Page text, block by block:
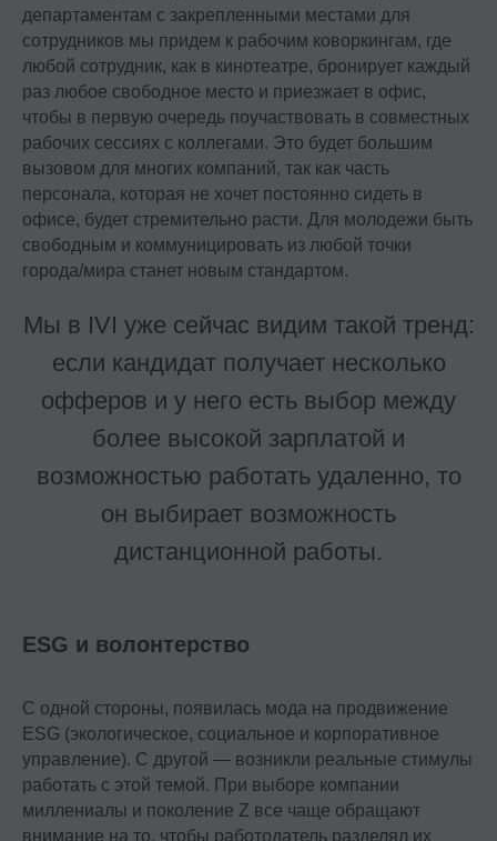
департаментам с закрепленными местами для
сотрудников мы придем к рабочим коворкингам, где
любой сотрудник, как в кинотеатре, бронирует каждый
раз любое свободное место и приезжает в офис,
чтобы в первую очередь поучаствовать в совместных
рабочих сессиях с коллегами. Это будет большим
вызовом для многих компаний, так как часть
персонала, которая не хочет постоянно сидеть в
офисе, будет стремительно расти. Для молодежи быть
свободным и коммуницировать из любой точки
города/мира станет новым стандартом.
Мы в IVI уже сейчас видим такой тренд:
если кандидат получает несколько
офферов и у него есть выбор между
более высокой зарплатой и
возможностью работать удаленно, то
он выбирает возможность
дистанционной работы.
ESG и волонтерство
С одной стороны, появилась мода на продвижение
ESG (экологическое, социальное и корпоративное
управление). С другой — возникли реальные стимулы
работать с этой темой. При выборе компании
миллениалы и поколение Z все чаще обращают
внимание на то, чтобы работодатель разделял их